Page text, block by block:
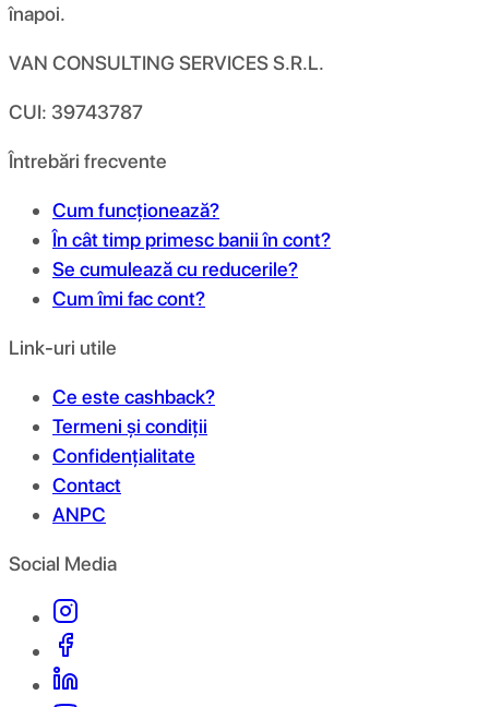
înapoi.
VAN CONSULTING SERVICES S.R.L.
CUI: 39743787
Întrebări frecvente
Cum funcționează?
În cât timp primesc banii în cont?
Se cumulează cu reducerile?
Cum îmi fac cont?
Link-uri utile
Ce este cashback?
Termeni și condiții
Confidențialitate
Contact
ANPC
Social Media